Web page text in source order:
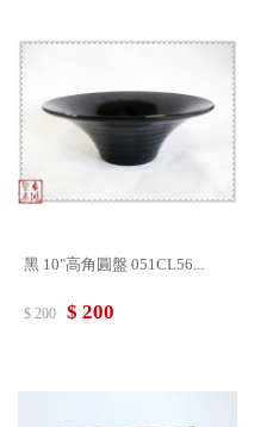
黑 10"高角圓盤 051CL56...
$ 200 $ 200